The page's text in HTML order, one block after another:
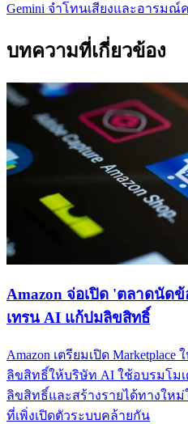
Gemini จำโทนเสียงและอารมณ์ค
บทความที่เกี่ยวข้อง
Amazon จ่อเปิด 'ตลาดนัด
เทรน AI แก้ปมลิขสิทธิ์
Amazon เตรียมเปิด
ลิขสิทธิ์ให้บริษัท AI ใช้อบรมโม
ลิขสิทธิ์และสร้างรายได้ทางใหม่
ที่เพิ่งเปิดตัวระบบคล้ายกัน